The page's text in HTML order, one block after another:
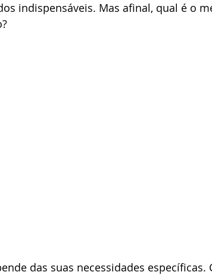
indispensáveis. Mas afinal, qual é o
das suas necessidades específicas.